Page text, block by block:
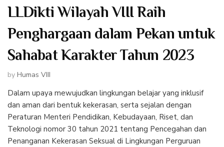
LLDikti Wilayah VIII Raih
Penghargaan dalam Pekan untuk
Sahabat Karakter Tahun 2023
by Humas VIII
Dalam upaya mewujudkan lingkungan belajar yang inklusif
dan aman dari bentuk kekerasan, serta sejalan dengan
Peraturan Menteri Pendidikan, Kebudayaan, Riset, dan
Teknologi nomor 30 tahun 2021 tentang Pencegahan dan
Penanganan Kekerasan Seksual di Lingkungan Perguruan